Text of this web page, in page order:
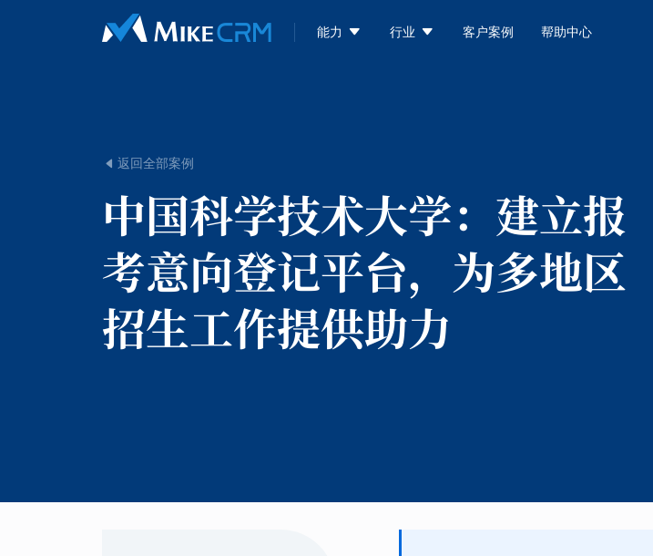
能力  行业  客户案例 帮助中心
 返回全部案例
中国科学技术大学： 建立报
考意向登记平台，为多地区
招生工作提供助力